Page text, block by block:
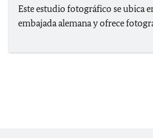
Este estudio fotográfico se ubica
embajada alemana y ofrece